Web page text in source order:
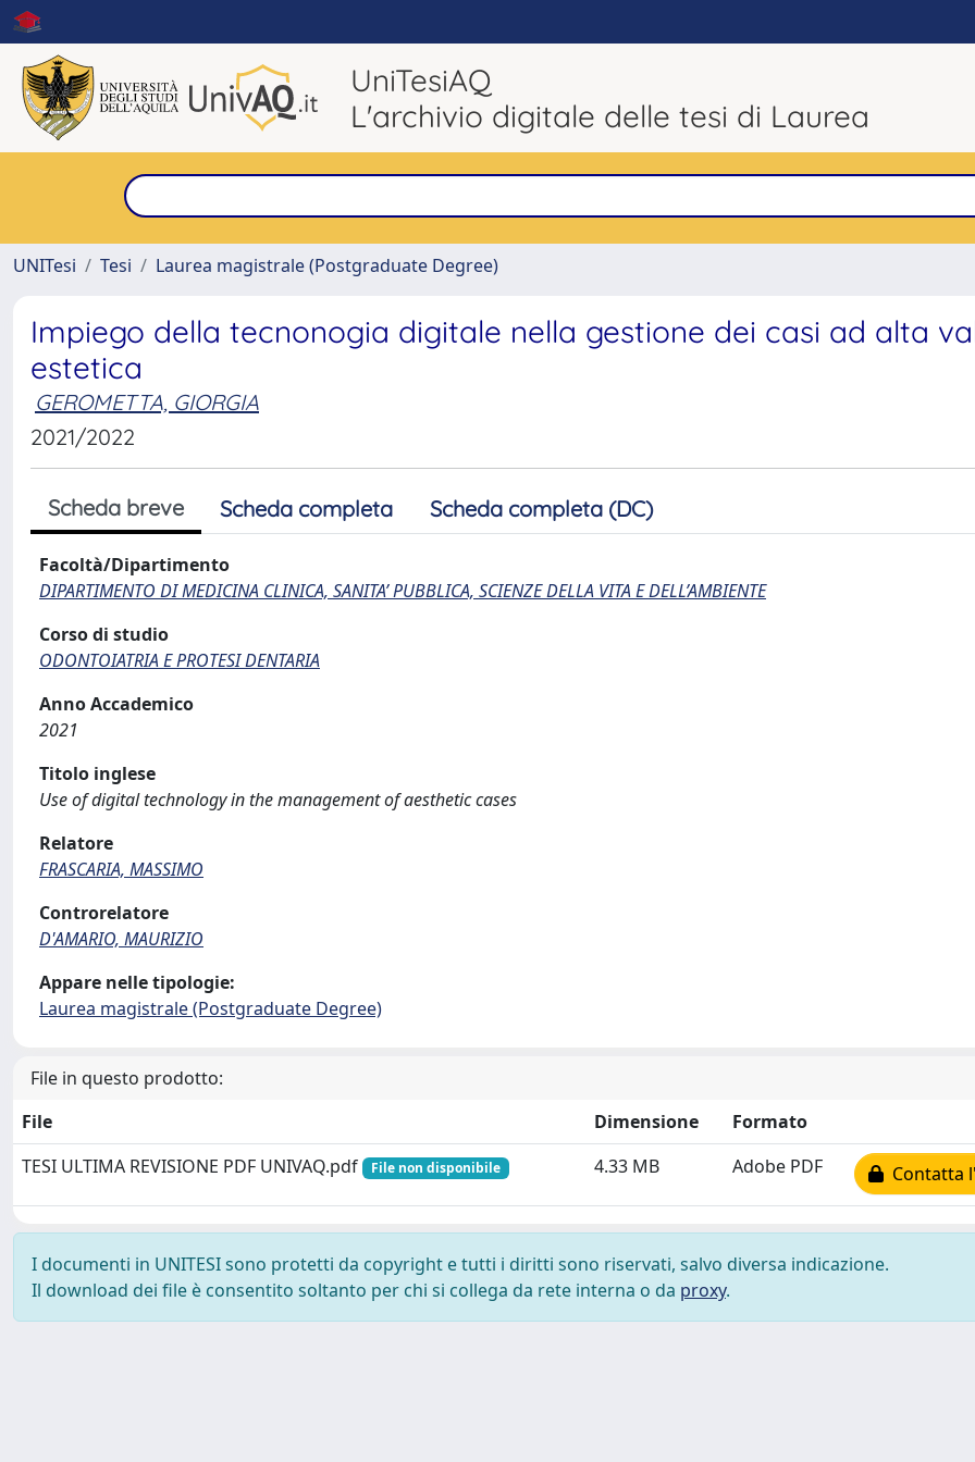
UniTesiAQ
L'archivio digitale delle tesi di Laurea
UNITesi
Tesi Laurea magistrale (Postgraduate Degree)
Impiego della tecnonogia digitale nella gestione dei casi ad alta
estetica
GEROMETTA, GIORGIA
2021/2022
Scheda breve Scheda completa Scheda completa (DC)
Facoltà/Dipartimento
DIPARTIMENTO DI MEDICINA CLINICA, SANITA’ PUBBLICA, SCIENZE DELLA VITA E DELL’AMBIENTE
Corso di studio
ODONTOIATRIA E PROTESI DENTARIA
Anno Accademico
2021
Titolo inglese
Use of digital technology in the management of aesthetic cases
Relatore
FRASCARIA, MASSIMO
Controrelatore
D'AMARIO, MAURIZIO
Appare nelle tipologie:
Laurea magistrale (Postgraduate Degree)
File in questo prodotto:
File
Dimensione
Formato
TESI ULTIMA REVISIONE PDF UNIVAQ.pdf
File non disponibile 4.33 MB Adobe PDF Contatta
I documenti in UNITESI sono protetti da copyright e tutti i diritti sono riservati, salvo diversa indicazione.
Il download dei file è consentito soltanto per chi si collega da rete interna o da proxy.